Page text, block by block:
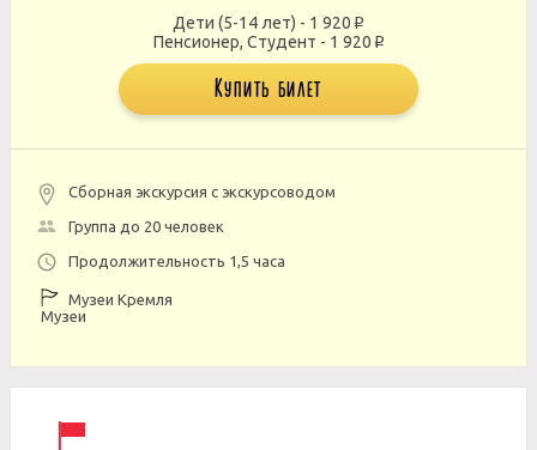
Дети (5-14 лет) - 1 920 p
Пенсионер, Студент - 1 920 p
Купить билет
Сборная экскурсия с экскурсоводом
Группа до 20 человек
Продолжительность 1,5 часа
Музеи Кремля
Музеи